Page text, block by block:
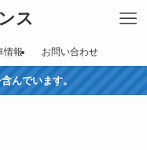
ス
情報 お問い合わせ
んでいます。